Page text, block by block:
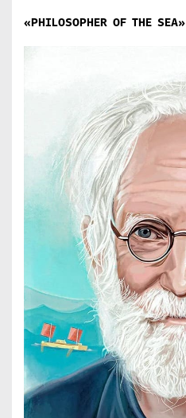
«PHILOSOPHER OF THE SEA»